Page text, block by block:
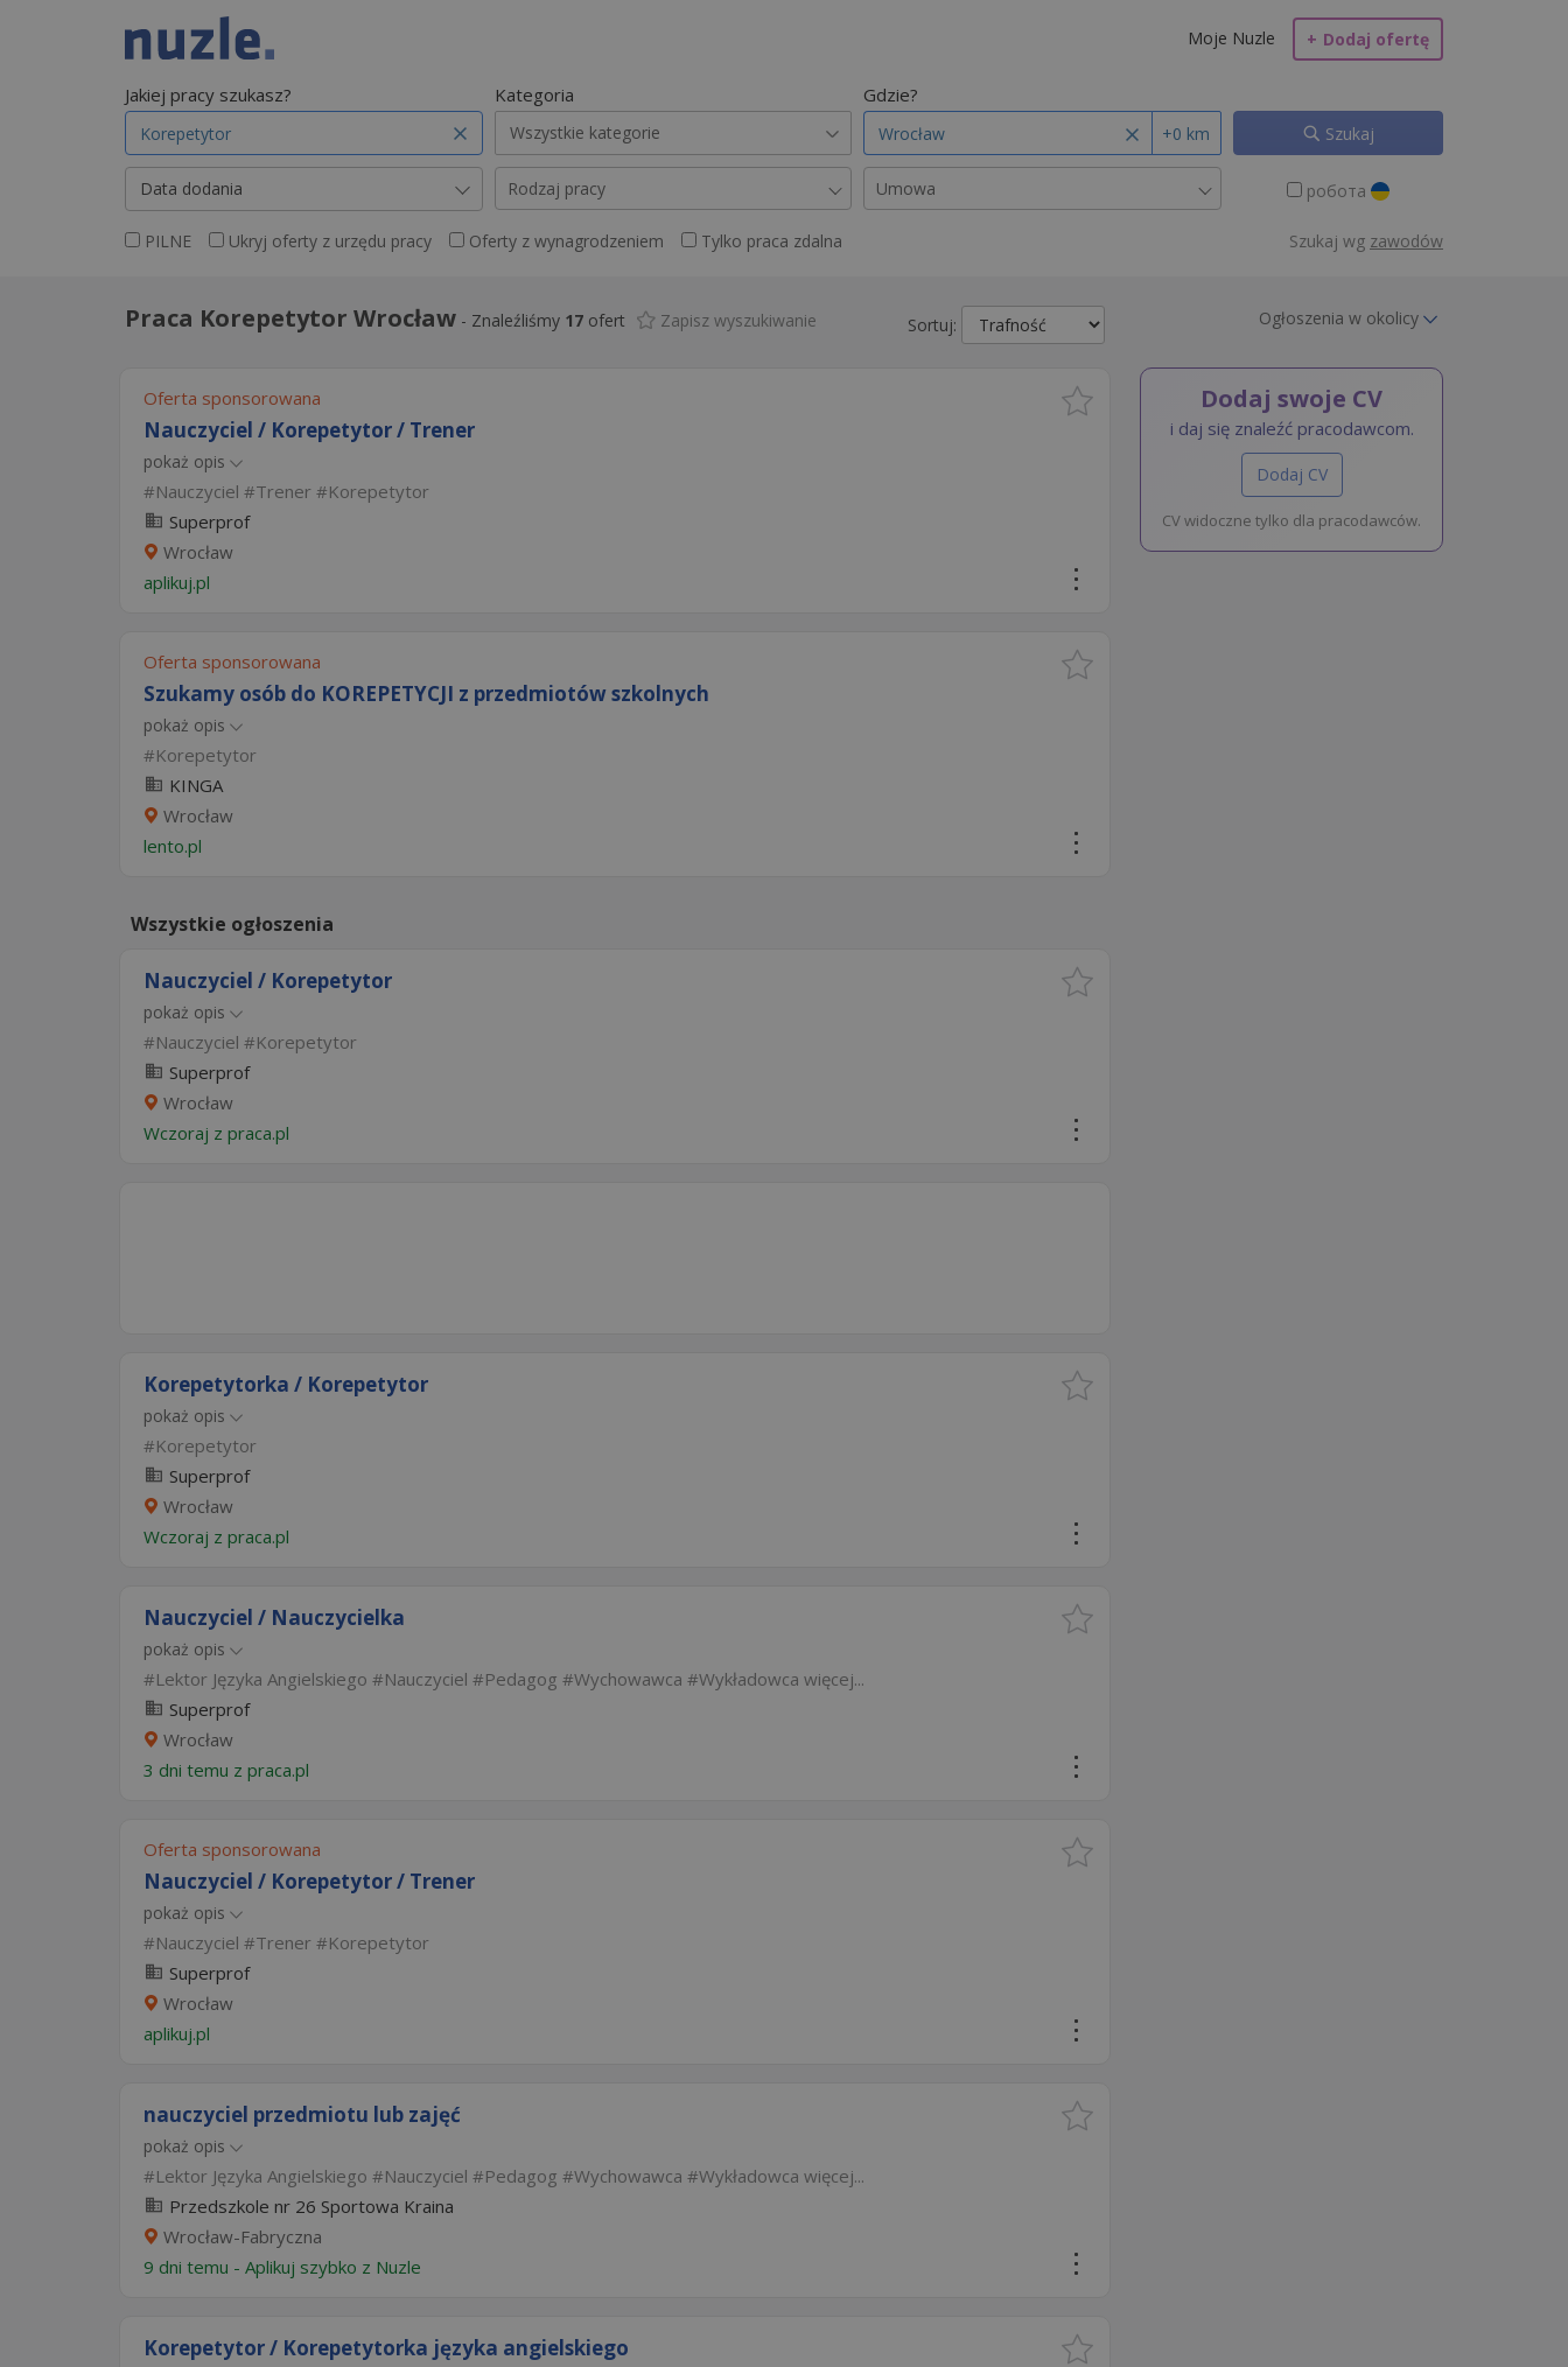
+ Dodaj ofertę
Moje Nuzle
Jakiej pracy szukasz? Kategoria
Wszystkie kategorie
Gdzie?
+0 km Szukaj
Data dodania Rodzaj pracy Umowa робота
PILNE Ukryj oferty z urzędu pracy Oferty z wynagrodzeniem Tylko praca zdalna Szukaj wg zawodów
Sortuj:
Zapisz wyszukiwanie
Praca Korepetytor Wrocław - Znaleźliśmy 17 ofert Ogłoszenia w okolicy
Oferta sponsorowana
Nauczyciel / Korepetytor / Trener
pokaż opis
Nauczyciel Trener
Korepetytor
Superprof
Wrocław
aplikuj.pl
Oferta sponsorowana
Szukamy osób do KOREPETYCJI z przedmiotów szkolnych
pokaż opis
Korepetytor
KINGA
Wrocław
lento.pl
Wszystkie ogłoszenia
Nauczyciel / Korepetytor
pokaż opis
Nauczyciel
Korepetytor
Superprof
Wrocław
Wczoraj z praca.pl
Korepetytorka / Korepetytor
pokaż opis
Korepetytor
Superprof
Wrocław
Wczoraj z praca.pl
Nauczyciel / Nauczycielka
pokaż opis
Lektor Języka Angielskiego Nauczyciel Pedagog Wychowawca Wykładowca więcej...
Superprof
Wrocław
3 dni temu z praca.pl
Oferta sponsorowana
Nauczyciel / Korepetytor / Trener
pokaż opis
Nauczyciel Trener
Korepetytor
Superprof
Wrocław
aplikuj.pl
nauczyciel przedmiotu lub zajęć
pokaż opis
Lektor Języka Angielskiego Nauczyciel Pedagog Wychowawca Wykładowca więcej...
Przedszkole nr 26 Sportowa Kraina
Wrocław-Fabryczna
9 dni temu - Aplikuj szybko z Nuzle
Korepetytor / Korepetytorka języka angielskiego
Dodaj swoje CV
i daj się znaleźć pracodawcom.
Dodaj CV
CV widoczne tylko dla pracodawców.